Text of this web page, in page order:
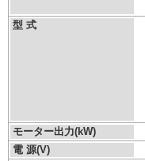
型 式
モーター出力(kW)
電 源(V)